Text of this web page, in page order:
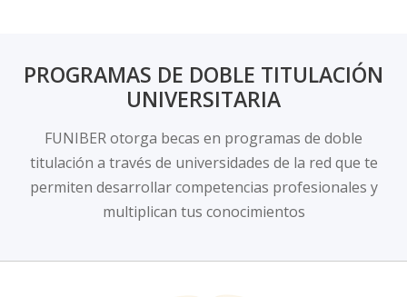
PROGRAMAS DE DOBLE TITULACIÓN
UNIVERSITARIA
FUNIBER otorga becas en programas de doble
titulación a través de universidades de la red que te
permiten desarrollar competencias profesionales y
multiplican tus conocimientos